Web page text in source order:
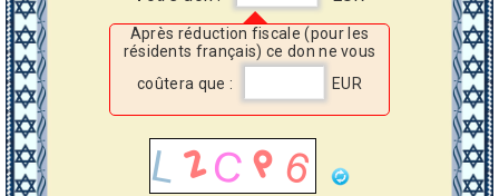
Après réduction fiscale (pour les
résidents français) ce don ne vous
coûtera que :
EUR